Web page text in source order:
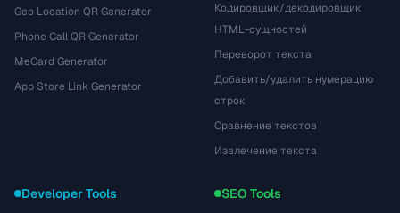
Geo Location QR Generator
Phone Call QR Generator
MeCard Generator
App Store Link Generator
Кодировщик/декодировщик
HTML-сущностей
Переворот текста
Добавить/удалить нумерацию
строк
Сравнение текстов
Извлечение текста
Developer Tools SEO Tools